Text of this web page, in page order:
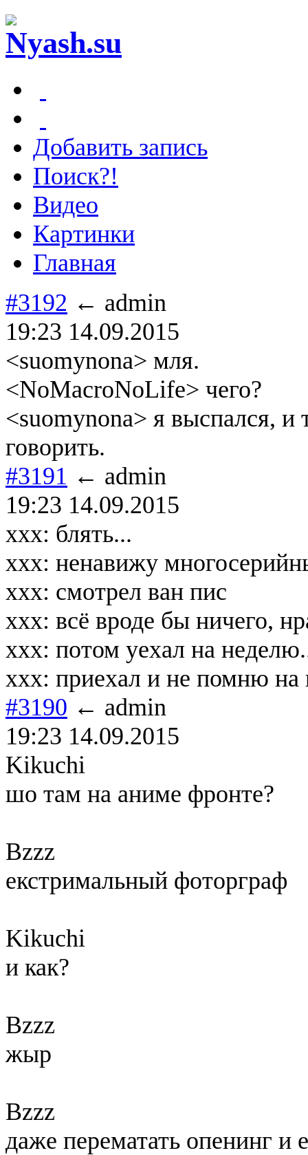
Добавить запись
Поиск?!
Видео
Картинки
Главная
#3192 ← admin
19:23 14.09.2015
<suomynona> мля.
<NoMacroNoLife> чего?
<suomynona> я выспался, и
говорить.
#3191 ← admin
19:23 14.09.2015
ххх: блять...
ххх: ненавижу
ххх: смотрел ван пис
ххх: всё вроде бы ничего,
ххх: потом уехал на
ххх: приехал и не помню на
#3190 ← admin
19:23 14.09.2015
Kikuchi
шо там на аниме фронте?
Bzzz
екстримальный фоторграф
Kikuchi
и как?
Bzzz
жыр
Bzzz
даже перематать опенинг и